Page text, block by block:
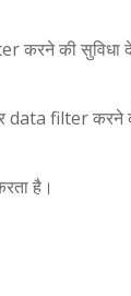
की सुविधा
filter करने
है।